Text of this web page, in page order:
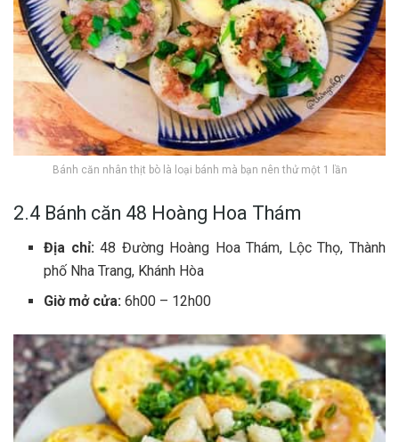
Bánh căn nhân thịt bò là loại bánh mà bạn nên thử một 1 lần
2.4 Bánh căn 48 Hoàng Hoa Thám
Địa chỉ:48 Đường Hoàng Hoa Thám, Lộc Thọ, Thành
phố Nha Trang, Khánh Hòa
Giờ mở cửa: 6h00 – 12h00